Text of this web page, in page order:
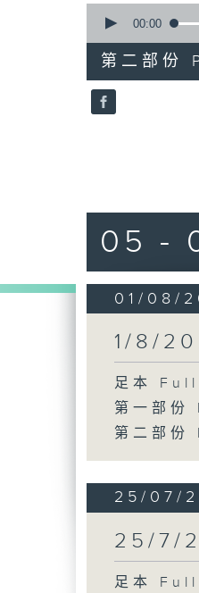
seconds
50
minutes,
50
seconds
90%
00:00
第二部
05 -
01/08/
1/8/
足本
第一部
第二部
25/07/
25/7/
足本